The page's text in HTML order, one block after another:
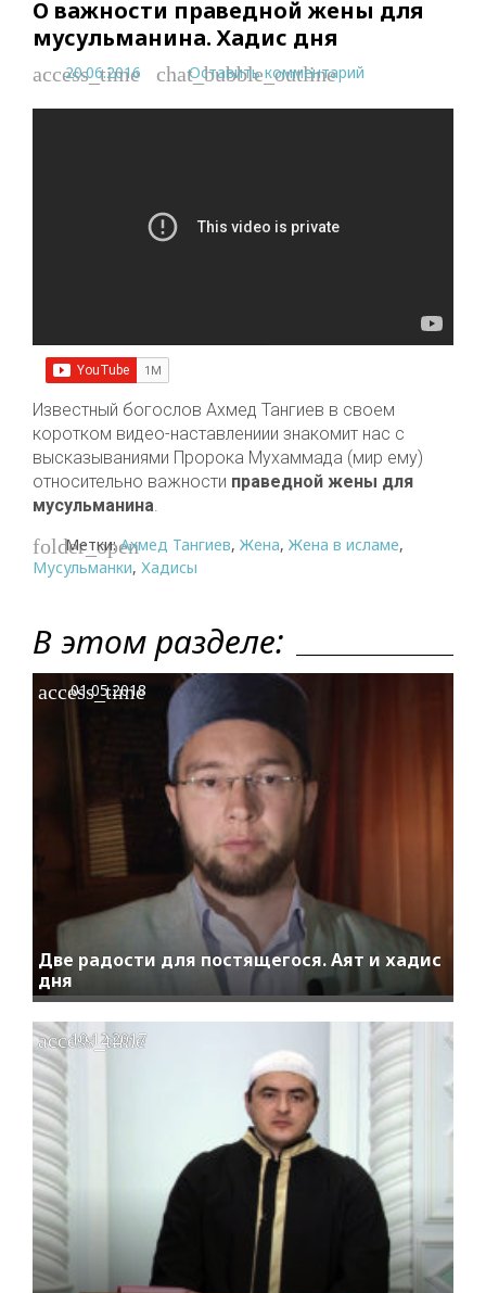
О важности праведной жены для
мусульманина. Хадис дня
access_time
20.06.2016 chat_bubble_outline
Оставить комментарий
Известный богослов Ахмед Тангиев в своем
коротком видео-наставлениии знакомит нас с
высказываниями Пророка Мухаммада (мир ему)
относительно важности праведной жены для
мусульманина
folder_open
Метки:Ахмед Тангиев, Жена, Жена в исламе,
Мусульманки, Хадисы
В этом разделе:
Две радости для постящегося. Аят и хадис
дня
access_time
01.05.2018
access_time
10.12.2017